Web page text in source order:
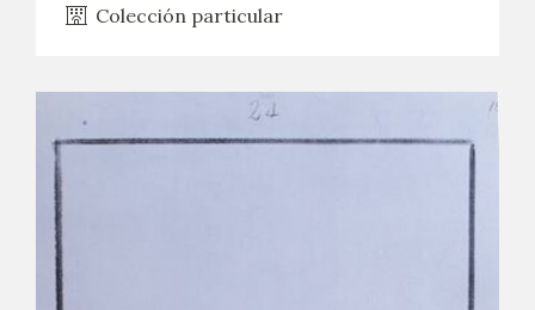
EL VIAJE DE GOYA
GOYA EN EL MUNDO
GOYA EN ARAGÓN
Colección particular